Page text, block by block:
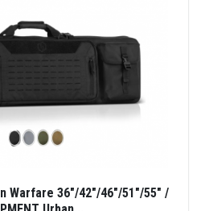
Warfare 36"/42"/46"/51"/55" /